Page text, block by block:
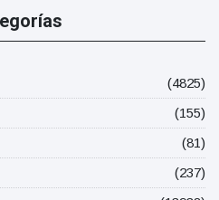
(4825)
(155)
(81)
(237)